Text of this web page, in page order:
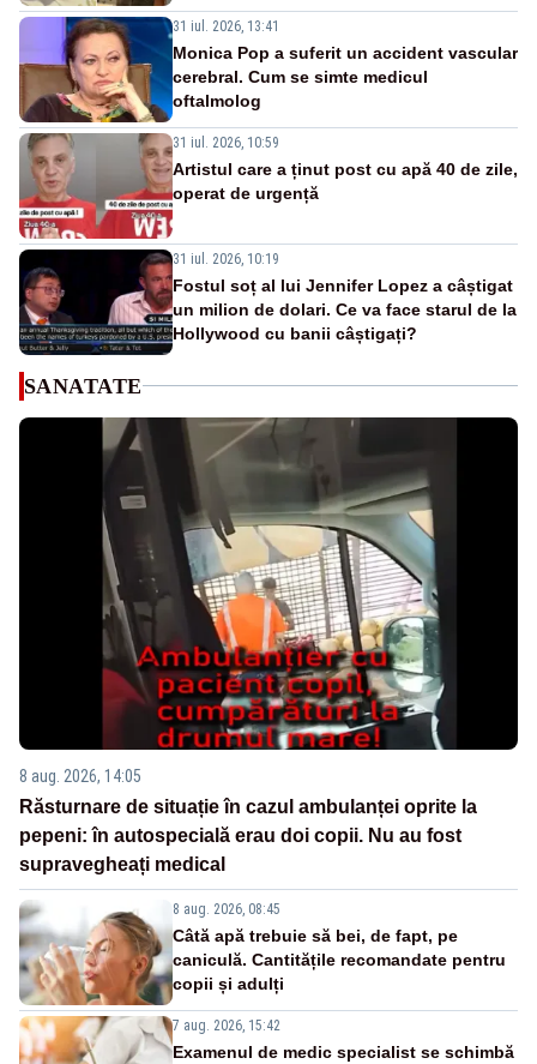
31 iul. 2026, 13:41
Monica Pop a suferit un accident vascular
cerebral. Cum se simte medicul
oftalmolog
31 iul. 2026, 10:59
Artistul care a ținut post cu apă 40 de zile,
operat de urgență
31 iul. 2026, 10:19
Fostul soț al lui Jennifer Lopez a câștigat
un milion de dolari. Ce va face starul de la
Hollywood cu banii câștigați?
SANATATE
8 aug. 2026, 14:05
Răsturnare de situație în cazul ambulanței oprite la
pepeni: în autospecială erau doi copii. Nu au fost
supravegheați medical
8 aug. 2026, 08:45
Câtă apă trebuie să bei, de fapt, pe
caniculă. Cantitățile recomandate pentru
copii și adulți
7 aug. 2026, 15:42
Examenul de medic specialist se schimbă